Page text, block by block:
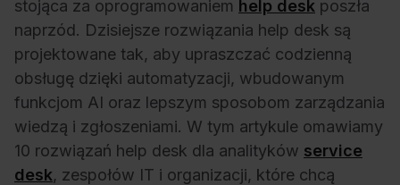
stojąca za oprogramowaniem help desk poszła
naprzód. Dzisiejsze rozwiązania help desk są
projektowane tak, aby upraszczać codzienną
obsługę dzięki automatyzacji, wbudowanym
funkcjom AI oraz lepszym sposobom zarządzania
wiedzą i zgłoszeniami. W tym artykule omawiamy
10 rozwiązań help desk dla analityków service
desk, zespołów IT i organizacji, które chcą